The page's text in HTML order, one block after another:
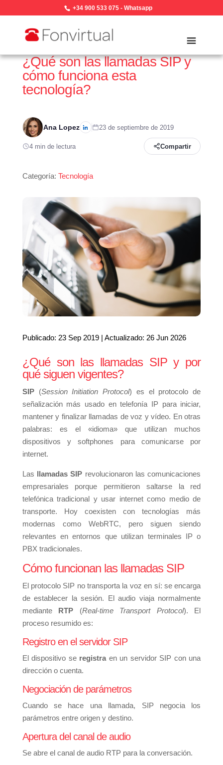
+34 900 533 075- Whatsapp
¿Qué son las llamadas SIP y
cómo funciona esta
tecnología?
Ana Lopez 23 de septiembre de 2019
4 min de lectura Compartir
Categoría: Tecnología
Publicado: 23 Sep 2019 | Actualizado: 26 Jun 2026
¿Qué son las llamadas SIP y por
qué siguen vigentes?
SIP(Session Initiation Protocol) es el protocolo de
señalización más usado en telefonía IP para iniciar,
mantener y finalizar llamadas de voz y vídeo. En otras
palabras: es el «idioma» que utilizan muchos
dispositivos y softphones para comunicarse por
internet.
Las llamadas SIP revolucionaron las comunicaciones
empresariales porque permitieron saltarse la red
telefónica tradicional y usar internet como medio de
transporte. Hoy coexisten con tecnologías más
modernas como WebRTC, pero siguen siendo
relevantes en entornos que utilizan terminales IP o
PBX tradicionales.
Cómo funcionan las llamadas SIP
El protocolo SIP no transporta la voz en sí: se encarga
de establecer la sesión. El audio viaja normalmente
mediante RTP (Real-time Transport Protocol). El
proceso resumido es:
Registro en el servidor SIP
El dispositivo se registra en un servidor SIP con una
dirección o cuenta.
Negociación de parámetros
Cuando se hace una llamada, SIP negocia los
parámetros entre origen y destino.
Apertura del canal de audio
Se abre el canal de audio RTP para la conversación.